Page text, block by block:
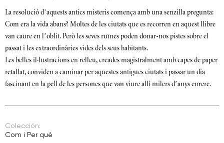
La resolució d’aquests antics misteris comença amb una senzilla pregunta:
Com era la vida abans? Moltes de les ciutats que es recorren en aquest llibre
van caure en l’oblit. Però les seves ruïnes poden donar-nos pistes sobre el
passat i les extraordinàries vides dels seus habitants.
Les belles il·lustracions en relleu, creades magistralment amb capes de paper
retallat, conviden a caminar per aquestes antigues ciutats i passar un dia
fascinant en la pell de les persones que van viure allí milers d’anys enrere.
Colección:
Com i Per què